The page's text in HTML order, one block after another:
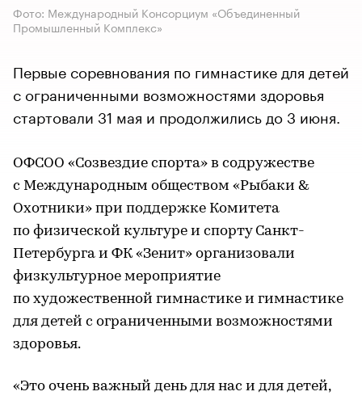
Фото: Международный Консорциум «Объединенный
Промышленный Комплекс»
Первые соревнования по гимнастике для детей
с ограниченными возможностями здоровья
стартовали 31 мая и продолжились до 3 июня.
ОФСОО «Созвездие спорта» в содружестве
с Международным обществом «Рыбаки &
Охотники» при поддержке Комитета
по физической культуре и спорту Санкт-
Петербурга и ФК «Зенит» организовали
физкультурное мероприятие
по художественной гимнастике и гимнастике
для детей с ограниченными возможностями
здоровья.
«Это очень важный день для нас и для детей,